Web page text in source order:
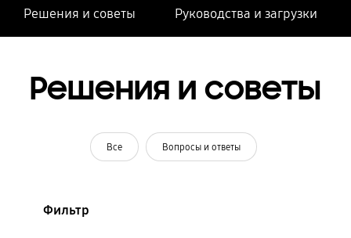
Решения и советы Руководства и загрузки
Решения и советы
Все Вопросы и ответы
Фильтр